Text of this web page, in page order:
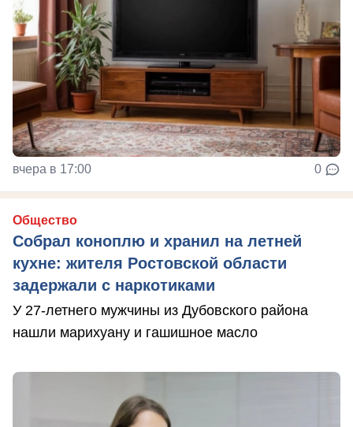
вчера в 17:00 0
Общество
Собрал коноплю и хранил на летней
кухне: жителя Ростовской области
задержали с наркотиками
У 27-летнего мужчины из Дубовского района
нашли марихуану и гашишное масло